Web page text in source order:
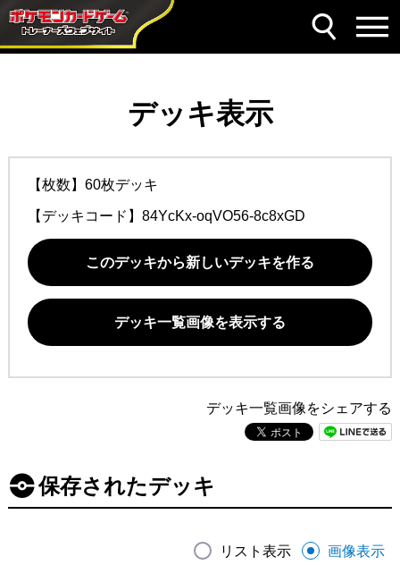
デッキ表示
【枚数】60枚デッキ
【デッキコード】 84YcKx-oqVO56-8c8xGD
このデッキから新しいデッキを作る
デッキ一覧画像を表示する
デッキ一覧画像をシェアする
保存されたデッキ
リスト表示 画像表示